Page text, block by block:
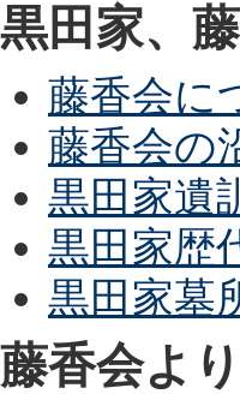
黒田家、
藤香会に
藤香会の
黒田家遺
黒田家歴
黒田家墓
藤香会より